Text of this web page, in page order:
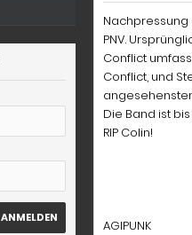
Nachpressung
PNV.
Conflict
Conflict, und
Die Band ist
RIP Colin!
AGIPUNK
ANMELDEN